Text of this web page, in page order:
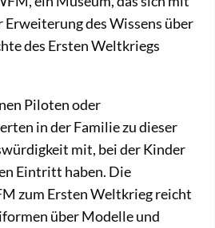
Erweiterung des Wissens über
des Ersten Weltkriegs
Piloten oder
in der Familie zu dieser
mit, bei der Kinder
Eintritt haben. Die
zum Ersten Weltkrieg reicht
über Modelle und